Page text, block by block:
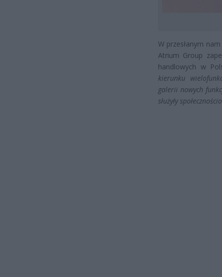
W przesłanym
Atrium Group
handlowych w
kierunku
galerii nowych
służyły